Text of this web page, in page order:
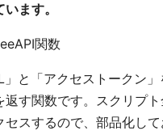
ます。
関数
」と「アクセストークン」
返す関数です。スクリプ
スするので、部品化し